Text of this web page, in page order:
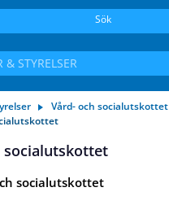
Sök
STYRELSER
Vård- och socialutskottet
socialutskottet
socialutskottet